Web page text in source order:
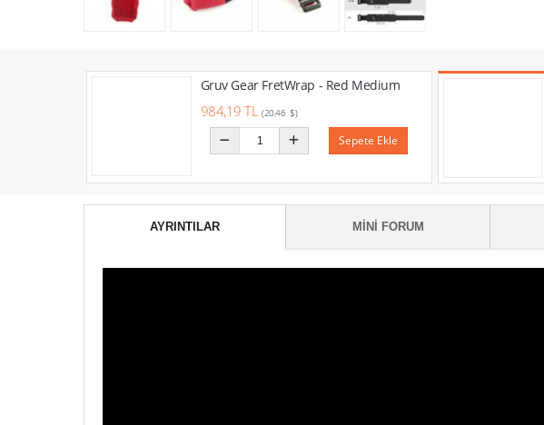
Gruv Gear FretWrap - Red Medium
984,19 TL(20,46 $)
Sepete Ekle
AYRINTILAR MINI FORUM